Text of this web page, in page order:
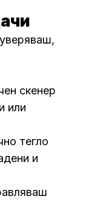
скенер
или
тегло
и